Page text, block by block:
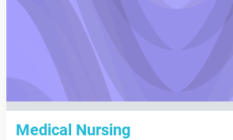
Medical Nursing